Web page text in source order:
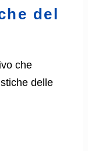
del
che
delle